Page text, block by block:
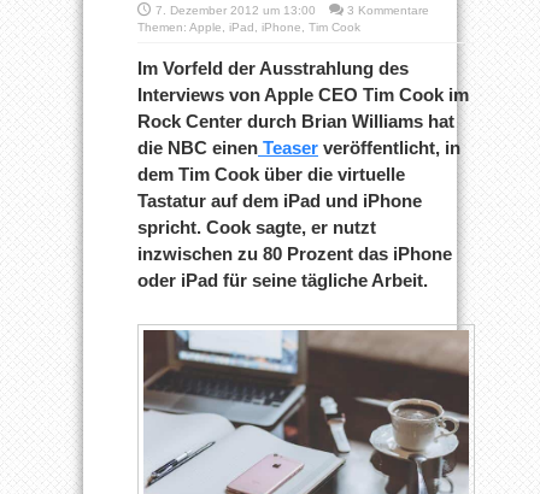
7. Dezember 2012 um 13:00
3 Kommentare
Themen: Apple iPad iPhone Tim Cook
Im Vorfeld der Ausstrahlung des
Interviews von Apple CEO Tim Cook im
Rock Center durch Brian Williams hat
die NBC einen Teaser veröffentlicht, in
dem Tim Cook über die virtuelle
Tastatur auf dem iPad und iPhone
spricht. Cook sagte, er nutzt
inzwischen zu 80 Prozent das iPhone
oder iPad für seine tägliche Arbeit.